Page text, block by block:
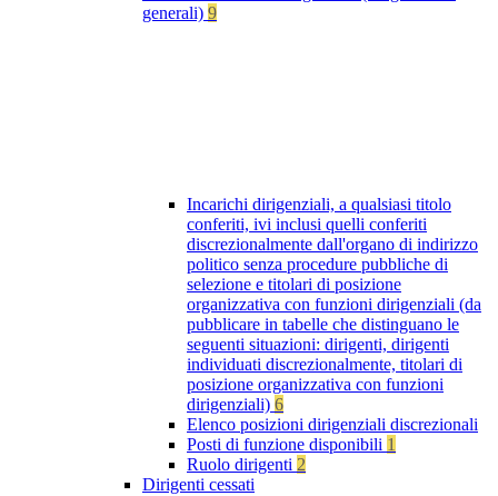
generali) 9
Incarichi dirigenziali, a qualsiasi titolo
conferiti, ivi inclusi quelli conferiti
discrezionalmente dall'organo di indirizzo
politico senza procedure pubbliche di
selezione e titolari di posizione
organizzativa con funzioni dirigenziali (da
pubblicare in tabelle che distinguano le
seguenti situazioni: dirigenti, dirigenti
individuati discrezionalmente, titolari di
posizione organizzativa con funzioni
dirigenziali) 6
Elenco posizioni dirigenziali discrezionali
Posti di funzione disponibili 1
Ruolo dirigenti 2
Dirigenti cessati